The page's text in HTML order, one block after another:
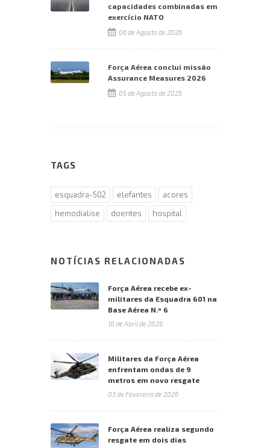
capacidades combinadas em
exercício NATO
06 de Agosto de 2026
Força Aérea conclui missão
Assurance Measures 2026
05 de Agosto de 2026
TAGS
esquadra-502 elefantes
acores
hemodialise
doentes hospital
NOTÍCIAS RELACIONADAS
Força Aérea recebe ex-
militares da Esquadra 601 na
Base Aérea N.º 6
10 de Abril de 2026
Militares da Força Aérea
enfrentam ondas de 9
metros em novo resgate
03 de Fevereiro de 2026
Força Aérea realiza segundo
resgate em dois dias